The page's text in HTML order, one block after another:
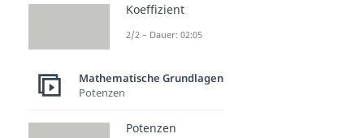
Koeffizient
2/2 – Dauer: 02:05
Mathematische Grundlagen
Potenzen
Potenzen